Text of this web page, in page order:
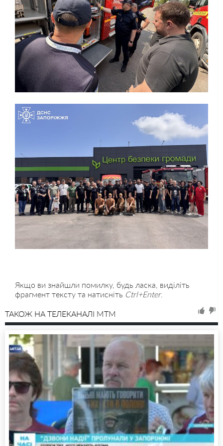
Якщо ви знайшли помилку, будь ласка, виділіть
фрагмент тексту та натисніть Ctrl+Enter.
ТАКОЖ НА ТЕЛЕКАНАЛІ MTM